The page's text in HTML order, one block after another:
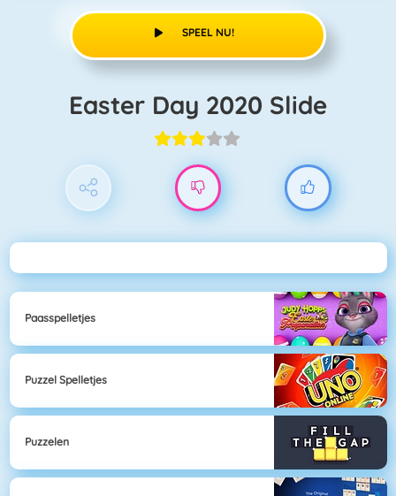
SPEEL NU!
Easter Day 2020 Slide
Paasspelletjes
Puzzel Spelletjes
Puzzelen